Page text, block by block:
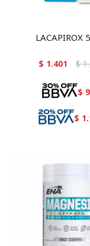
LACAPIROX
$ 1.401 $
$
$